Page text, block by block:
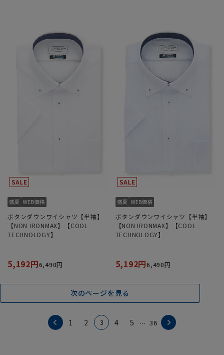
ボタンダウンワイシャツ【半袖】
【NON IRONMAX】【COOL
TECHNOLOGY】
5,192円6,490円
ボタンダウンワイシャツ【半袖】
【NON IRONMAX】【COOL
TECHNOLOGY】
5,192円6,490円
次のページを見る
1 2 3 4 5 ... 36